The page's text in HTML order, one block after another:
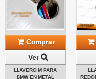
Comprar
Ver
LLAVERO M PARA
BMW EN METAL